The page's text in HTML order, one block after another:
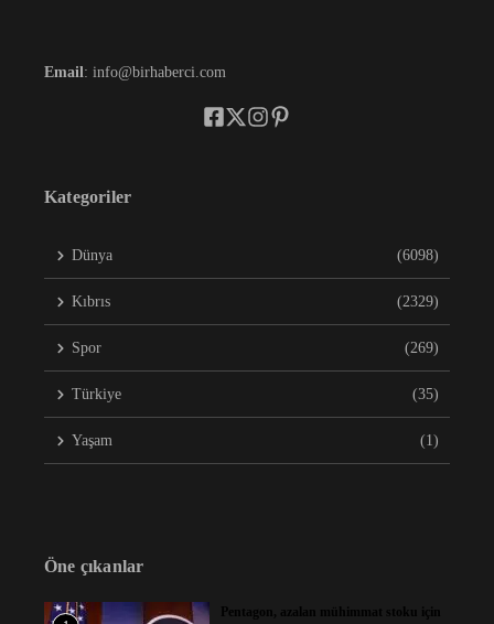
Email: info@birhaberci.com
Kategoriler
Dünya (6098)
Kıbrıs (2329)
Spor (269)
Türkiye (35)
Yaşam (1)
Öne çıkanlar
Pentagon, azalan mühimmat stoku için